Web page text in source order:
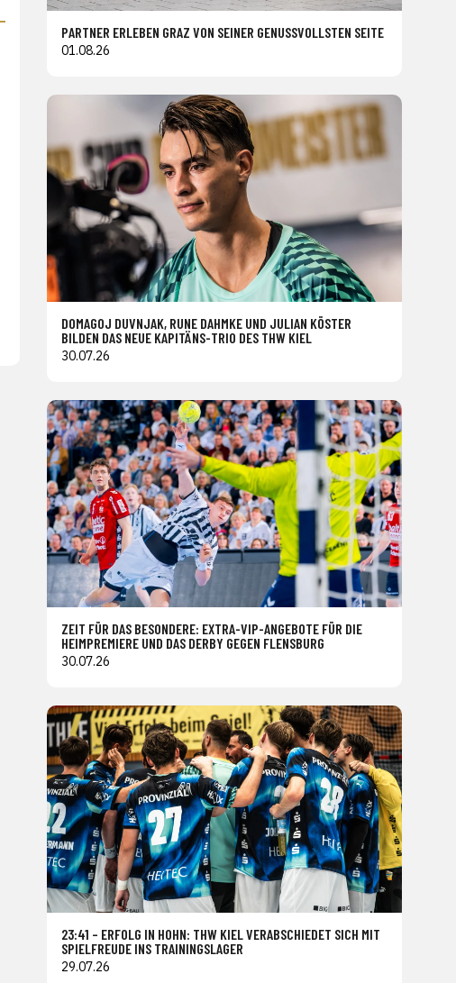
PARTNER ERLEBEN GRAZ VON SEINER GENUSSVOLLSTEN SEITE
01.08.26
DOMAGOJ DUVNJAK, RUNE DAHMKE UND JULIAN KÖSTER
BILDEN DAS NEUE KAPITÄNS-TRIO DES THW KIEL
30.07.26
ZEIT FÜR DAS BESONDERE: EXTRA-VIP-ANGEBOTE FÜR DIE
HEIMPREMIERE UND DAS DERBY GEGEN FLENSBURG
30.07.26
23:41 – ERFOLG IN HOHN: THW KIEL VERABSCHIEDET SICH MIT
SPIELFREUDE INS TRAININGSLAGER
29.07.26